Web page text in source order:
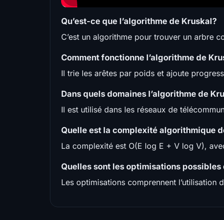
Qu’est-ce que l’algorithme de Kruskal?
C’est un algorithme pour trouver un arbre
Comment fonctionne l’algorithme de
Il trie les arêtes par poids et ajoute
Dans quels domaines l’algorithme de
Il est utilisé dans les réseaux de
Quelle est la complexité algorithmique
La complexité est O(E log E + V log V),
Quelles sont les optimisations possibles
Les optimisations comprennent